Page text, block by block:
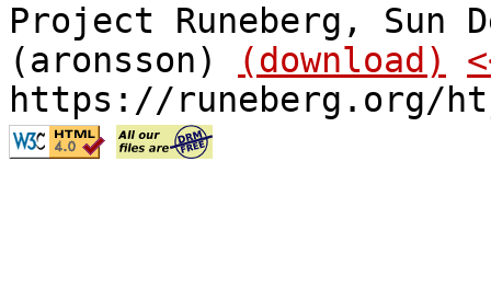
Project Runeberg, Sun
(aronsson)
(download)
https://runeberg.org/